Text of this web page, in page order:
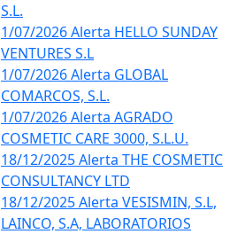
S.L.
1/07/2026 Alerta HELLO SUNDAY
VENTURES S.L
1/07/2026 Alerta GLOBAL
COMARCOS, S.L.
1/07/2026 Alerta AGRADO
COSMETIC CARE 3000, S.L.U.
18/12/2025 Alerta THE COSMETIC
CONSULTANCY LTD
18/12/2025 Alerta VESISMIN, S.L,
LAINCO, S.A, LABORATORIOS